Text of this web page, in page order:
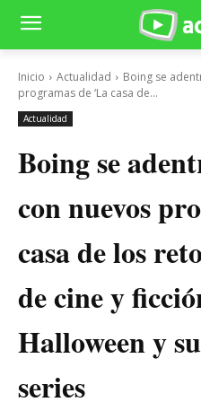
Inicio Actualidad
Boing se
programas de ‘La casa de...
Actualidad
Boing se
con nuevos
casa de los
de cine y
Halloween y
series